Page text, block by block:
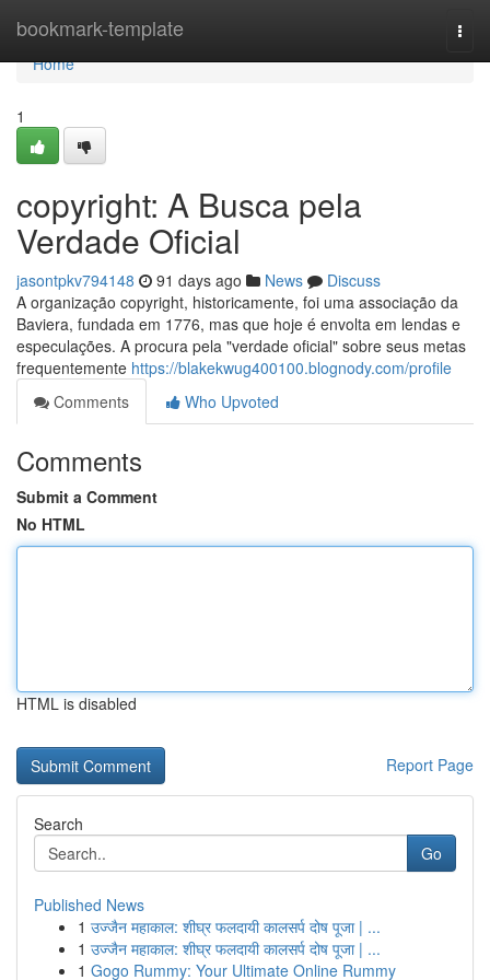
bookmark-template
Home
Home
1
copyright: A Busca pela
Verdade Oficial
jasontpkv794148 91 days ago News
Discuss
A organização copyright, historicamente, foi uma associação da
Baviera, fundada em 1776, mas que hoje é envolta em lendas e
especulações. A procura pela "verdade oficial" sobre seus metas
frequentemente https://blakekwug400100.blognody.com/profile
Comments
Who Upvoted
Comments
Submit a Comment
No HTML
HTML is disabled
Report Page
Search
Go
Published News
1 उज्जैन महाकाल: शीघ्र फलदायी कालसर्प दोष पूजा | ...
1 उज्जैन महाकाल: शीघ्र फलदायी कालसर्प दोष पूजा | ...
1 Gogo Rummy: Your Ultimate Online Rummy